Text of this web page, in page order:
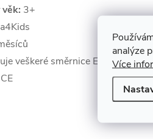
analýze
Více
3+
veškeré směrnice EU
CE